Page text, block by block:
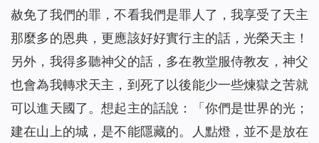
赦免了我們的罪，不看我們是罪人了，我享受了天主
那麼多的恩典，更應該好好實行主的話，光榮天主！
另外，我得多聽神父的話，多在教堂服侍教友，神父
也會為我轉求天主，到死了以後能少一些煉獄之苦就
可以進天國了。想起主的話說：「 你們是世界的光；
建在山上的城，是不能隱藏的。人點燈，並不是放在